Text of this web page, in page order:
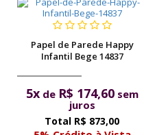
Papel de Parede Happy
Infantil Bege 14837
5xde R$ 174,60sem
juros
R$ 873,00